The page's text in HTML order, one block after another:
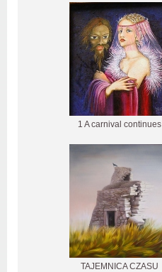
1 A carnival continues
TAJEMNICA CZASU